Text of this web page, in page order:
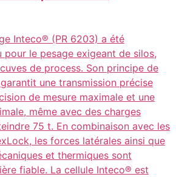
Inteco® (PR 6203) a été
pour le pesage exigeant de silos,
de process. Son principe de
une transmission précise
de mesure maximale et une
même avec des charges
75 t. En combinaison avec les
les forces latérales ainsi que
et thermiques sont
fiable. La cellule Inteco® est